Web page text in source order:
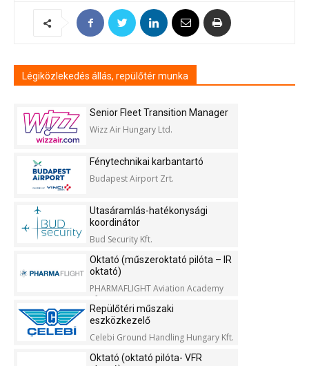
Légiközlekedés állás, repülőtér munka
Senior Fleet Transition Manager
Wizz Air Hungary Ltd.
Fénytechnikai karbantartó
Budapest Airport Zrt.
Utasáramlás-hatékonysági
koordinátor
Bud Security Kft.
Oktató (műszeroktató pilóta – IR
oktató)
PHARMAFLIGHT Aviation Academy
Kft.
Repülőtéri műszaki
eszközkezelő
Celebi Ground Handling Hungary Kft.
Oktató (oktató pilóta- VFR